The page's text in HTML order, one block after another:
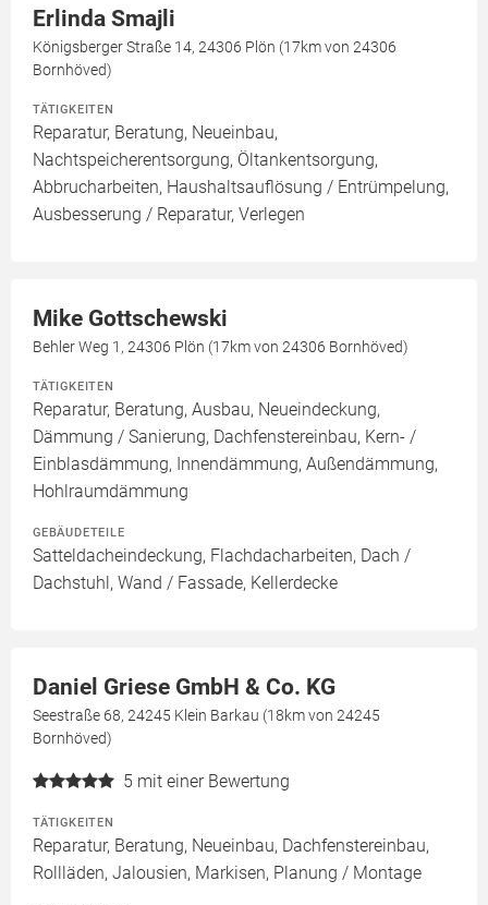
Erlinda Smajli
Königsberger Straße 14, 24306 Plön (17km von 24306
Bornhöved)
TÄTIGKEITEN
Reparatur, Beratung, Neueinbau,
Nachtspeicherentsorgung, Öltankentsorgung,
Abbrucharbeiten, Haushaltsauflösung / Entrümpelung,
Ausbesserung / Reparatur, Verlegen
Mike Gottschewski
Behler Weg 1, 24306 Plön (17km von 24306 Bornhöved)
TÄTIGKEITEN
Reparatur, Beratung, Ausbau, Neueindeckung,
Dämmung / Sanierung, Dachfenstereinbau, Kern- /
Einblasdämmung, Innendämmung, Außendämmung,
Hohlraumdämmung
GEBÄUDETEILE
Satteldacheindeckung, Flachdacharbeiten, Dach /
Dachstuhl, Wand / Fassade, Kellerdecke
Daniel Griese GmbH & Co. KG
Seestraße 68, 24245 Klein Barkau (18km von 24245
Bornhöved)
5 mit einer Bewertung
TÄTIGKEITEN
Reparatur, Beratung, Neueinbau, Dachfenstereinbau,
Rollläden, Jalousien, Markisen, Planung / Montage